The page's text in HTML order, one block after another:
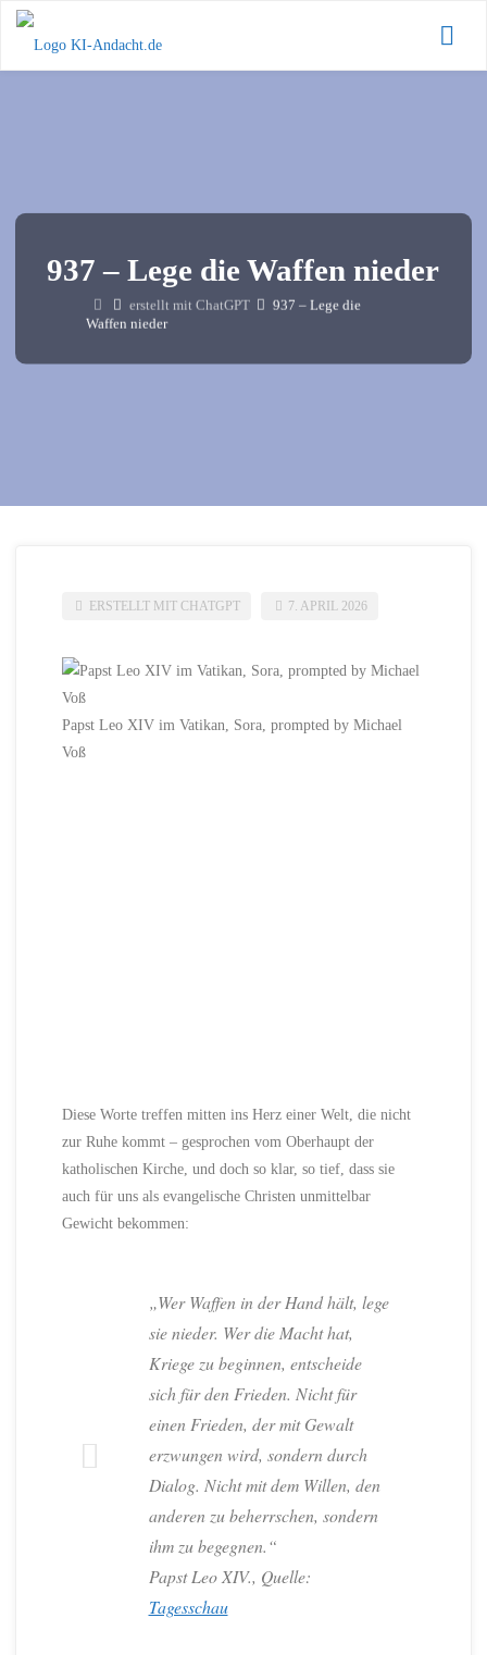
Zum
Inhalt
937 – Lege die Waffen nieder
Starterstellt mit ChatGPT
937 – Lege die
Waffen nieder
ERSTELLT MIT CHATGPT 7. APRIL 2026
Papst Leo XIV im Vatikan, Sora, prompted by Michael
Voß
Diese Worte treffen mitten ins Herz einer Welt, die nicht
zur Ruhe kommt – gesprochen vom Oberhaupt der
katholischen Kirche, und doch so klar, so tief, dass sie
auch für uns als evangelische Christen unmittelbar
Gewicht bekommen:
„Wer Waffen in der Hand hält, lege
sie nieder. Wer die Macht hat,
Kriege zu beginnen, entscheide
sich für den Frieden. Nicht für
einen Frieden, der mit Gewalt
erzwungen wird, sondern durch
Dialog. Nicht mit dem Willen, den
anderen zu beherrschen, sondern
ihm zu begegnen.“
Papst Leo XIV., Quelle:
Tagesschau